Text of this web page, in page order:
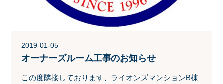
2019-01-05
オーナーズルーム工事のお知らせ
この度隣接しております、ライオンズマンションB棟